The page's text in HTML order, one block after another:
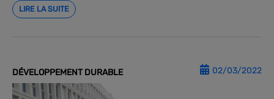
LIRE LA SUITE
DÉVELOPPEMENT DURABLE 02/03/2022